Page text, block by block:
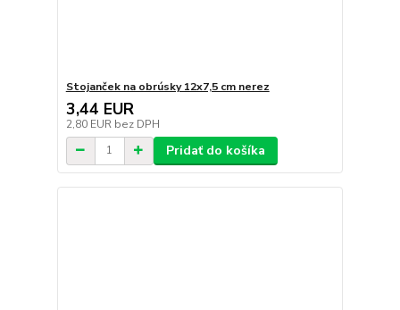
Stojanček na obrúsky 12x7,5 cm nerez
3,44 EUR
2,80 EUR bez DPH
Pridať do košíka